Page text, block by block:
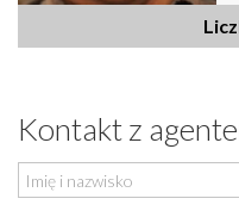
Kontakt z